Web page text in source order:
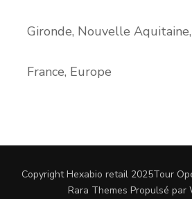
Gironde, Nouvelle Aquitaine,
France, Europe
Copyright Hexabio retail 2025Tour
Rara Themes Propulsé par